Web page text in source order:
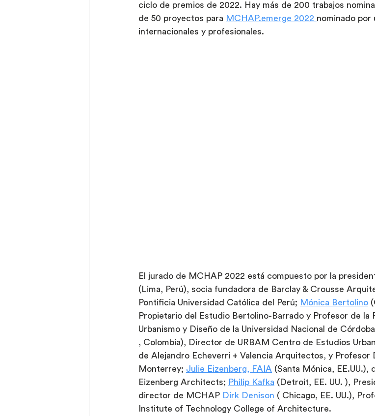
ciclo de premios de 2022. Hay más de 200 trabajos
de 50 proyectos para MCHAP.emerge 2022 nominado por
internacionales y profesionales.
El jurado de MCHAP 2022 está compuesto por la
(Lima, Perú), socia fundadora de Barclay & Crousse
Pontificia Universidad Católica del Perú; Mónica Bertolino
Propietario del Estudio Bertolino-Barrado y Profesor de la
Urbanismo y Diseño de la Universidad Nacional de
, Colombia), Director de URBAM Centro de Estudios
de Alejandro Echeverri + Valencia Arquitectos, y Profesor
Monterrey; Julie Eizenberg, FAIA (Santa Mónica,
Eizenberg Architects; Philip Kafka (Detroit, EE. UU. ),
director de MCHAP Dirk Denison ( Chicago, EE. UU.),
Institute of Technology College of Architecture.